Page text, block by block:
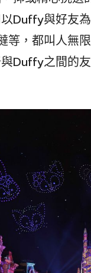
Duffy與好友
等，都叫人無
Duffy之間的